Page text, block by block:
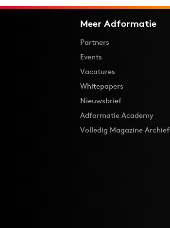
Meer Adformatie
Partners
Events
Vacatures
Whitepapers
Nieuwsbrief
Adformatie Academy
Volledig Magazine Archief